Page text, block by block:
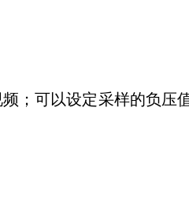
；可以设定采样的负压